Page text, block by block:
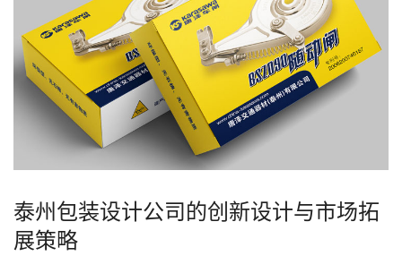
泰州包装设计公司的创新设计与市场拓
展策略